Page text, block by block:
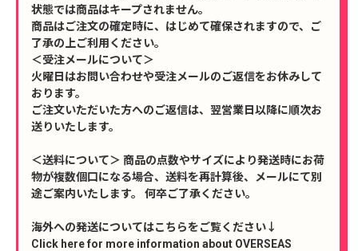
状態では商品はキープされません。
商品はご注文の確定時に、はじめて確保されますので、ご
了承の上ご利用ください。
＜受注メールについて＞
火曜日はお問い合わせや受注メールのご返信をお休みして
おります。
ご注文いただいた方へのご返信は、翌営業日以降に順次お
送りいたします。
＜送料について＞ 商品の点数やサイズにより発送時にお荷
物が複数個口になる場合、送料を再計算後、メールにて別
途ご案内いたします。 何卒ご了承ください。
海外への発送についてはこちらをご覧ください↓
Click here for more information about OVERSEAS